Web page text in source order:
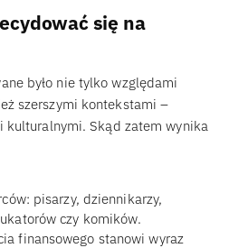
się na
było nie tylko względami
szerszymi kontekstami –
kulturalnymi. Skąd zatem wynika
pisarzy, dziennikarzy,
czy komików.
finansowego stanowi wyraz